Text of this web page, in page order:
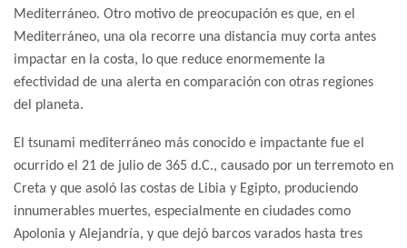
Mediterráneo. Otro motivo de preocupación es que, en el
Mediterráneo, una ola recorre una distancia muy corta antes
impactar en la costa, lo que reduce enormemente la
efectividad de una alerta en comparación con otras regiones
del planeta.
El tsunami mediterráneo más conocido e impactante fue el
ocurrido el 21 de julio de 365 d.C., causado por un terremoto en
Creta y que asoló las costas de Libia y Egipto, produciendo
innumerables muertes, especialmente en ciudades como
Apolonia y Alejandría, y que dejó barcos varados hasta tres